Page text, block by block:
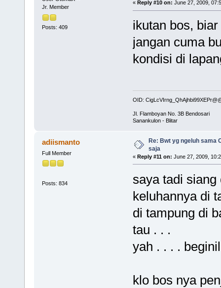
Jr. Member
Posts: 409
« Reply #10 on: June 27, 2009,
ikutan bos,
jangan cuma
kondisi di
OID:
Jl. Flamboyan No. 3B Bendosari
Sanankulon - Blitar
adiismanto
Full Member
Posts: 834
Re: Bwt yg ngeluh sama
saja
« Reply #11 on: June 27, 2009,
saya tadi
keluhannya di
di tampung di
tau . . .
yah . . . .
klo bos nya